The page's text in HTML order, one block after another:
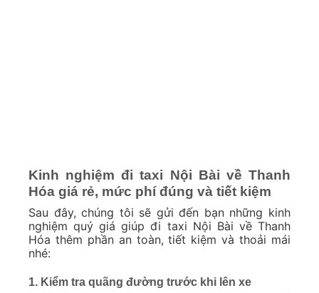
Kinh nghiệm đi taxi Nội Bài về Thanh
Hóa giá rẻ, mức phí đúng và tiết kiệm
Sau đây, chúng tôi sẽ gửi đến bạn những kinh
nghiệm quý giá giúp đi taxi Nội Bài về Thanh
Hóa thêm phần an toàn, tiết kiệm và thoải mái
nhé:
1. Kiểm tra quãng đường trước khi lên xe